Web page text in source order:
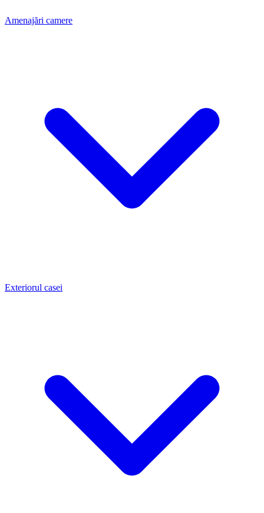
Amenajări camere
Exteriorul casei